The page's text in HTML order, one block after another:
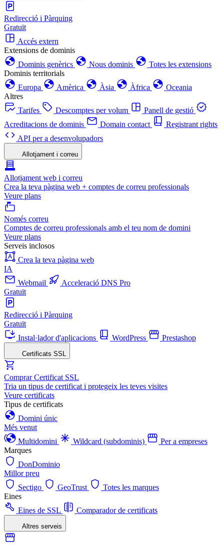
Redirecció i Pàrquing
Gratuït
Accés extern
Extensions de dominis
Dominis genèrics
Nous dominis
Totes les extensions
Dominis territorials
Europa
Amèrica Àsia Àfrica
Oceania
Altres
Tarifes
Descomptes per volum
Panell de gestió
Acreditacions de dominis
Domain contact
Registrant rights
API per a desenvolupadors
Allotjament i correu
Allotjament web i correu
Crea la teva pàgina web + comptes de correu professionals
Veure plans
Només correu
Comptes de correu professionals amb el teu nom de domini
Veure plans
Serveis inclosos
Crea la teva pàgina web
IA
Webmail
Acceleració DNS Pro
Gratuït
Redirecció i Pàrquing
Gratuït
Instal·lador d'aplicacions
WordPress Prestashop
Certificats SSL
Comprar Certificat SSL
Tria un tipus de certificat i protegeix les teves visites
Veure certificats
Tipus de certificats
Domini únic
Més venut
Multidomini
Wildcard (subdominis)
Per a empreses
Marques
DonDominio
Millor preu
Sectigo
GeoTrust
Totes les marques
Eines
Eines de SSL
Comparador de certificats
Altres serveis